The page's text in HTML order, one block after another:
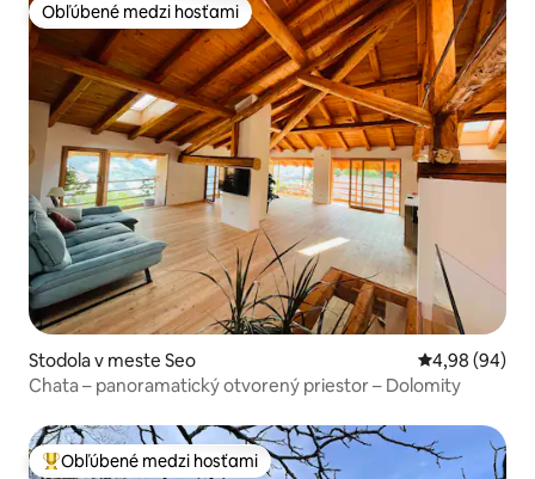
Obľúbené medzi hosťami
Obľúbené medzi hosťami
Stodola v meste Seo Priemerné
4,98 (94)
Chata – panoramatický otvorený priestor – Dolomity
Najobľúbenejšie medzi hosťami
Obľúbené medzi hosťami